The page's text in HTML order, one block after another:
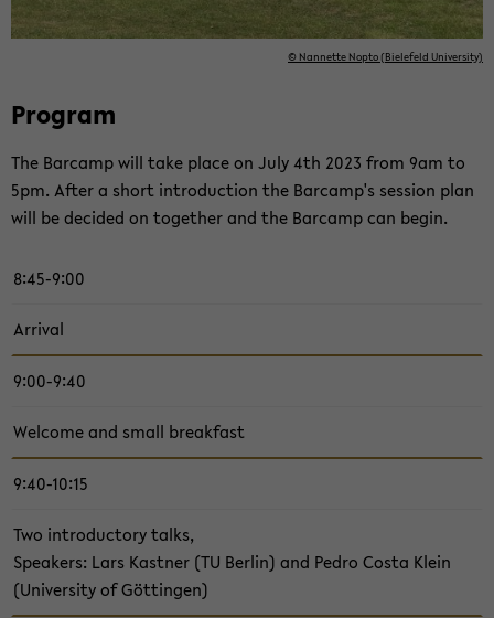
© Nan­nette Nopto (Biele­feld Uni­ver­sity)
Pro­gram
The Bar­camp will take place on July 4th 2023 from 9am to
5pm. After a short in­tro­duc­tion the Bar­camp's ses­sion plan
will be de­cided on to­gether and the Bar­camp can begin.
8:45-9:00
Ar­rival
9:00-9:40
Wel­come and small break­fast
9:40-10:15
Two in­tro­duc­tory talks,
Speak­ers: Lars Kast­ner (TU Berlin) and Pedro Costa Klein
(Uni­ver­sity of Göttin­gen)